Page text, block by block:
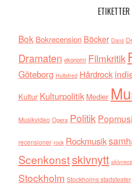
ETIKETTER
Bok Bokrecension Böcker Dans
Dramaten ekonomi Filmkritik
Göteborg Hultsfred Hårdrock
Kultur Kulturpolitik Medier
Musikvideo Opera Politik
recensioner rock Rockmusik
Scenkonstskivnytt
Stockholm Stockholms stadsteater